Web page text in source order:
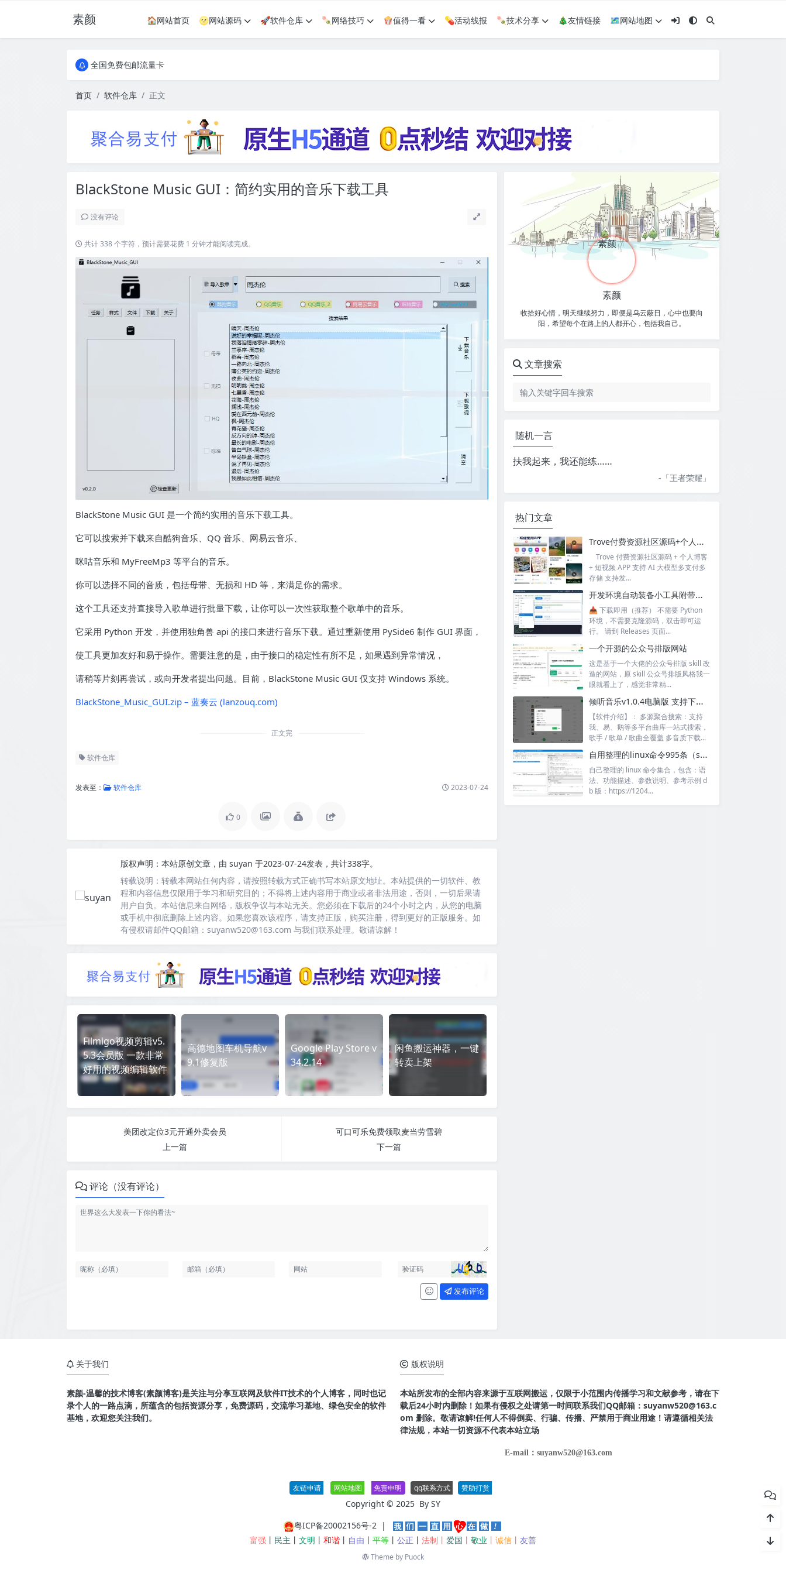
素颜 🏠网站首页 🌝网站源码 🚀软件仓库 🍡网络技巧 🍿值得一看 💊活动线报 🍡技术分享 🎄友情链接
🗺网站地图
全国免费包邮流量卡
全国免费包邮流量卡
首页
软件仓库 正文
BlackStone Music GUI：简约实用的音乐下载工具
没有评论
共计 338 个字符，预计需要花费 1 分钟才能阅读完成。
BlackStone Music GUI 是一个简约实用的音乐下载工具。
它可以搜索并下载来自酷狗音乐、QQ 音乐、网易云音乐、
咪咕音乐和 MyFreeMp3 等平台的音乐。
你可以选择不同的音质，包括母带、无损和 HD 等，来满足你的需求。
这个工具还支持直接导入歌单进行批量下载，让你可以一次性获取整个歌单中的音乐。
它采用 Python 开发，并使用独角兽 api 的接口来进行音乐下载。通过重新使用 PySide6 制作 GUI 界面，
使工具更加友好和易于操作。需要注意的是，由于接口的稳定性有所不足，如果遇到异常情况，
请稍等片刻再尝试，或向开发者提出问题。目前，BlackStone Music GUI 仅支持 Windows 系统。
BlackStone_Music_GUI.zip – 蓝奏云 (lanzouq.com)
正文完
软件仓库
发表至： 软件仓库 2023-07-24
0
版权声明： 本站原创文章，由 suyan 于2023-07-24发表，共计338字。
转载说明： 转载本网站任何内容，请按照转载方式正确书写本站原文地址。本站提供的一切软件、教
程和内容信息仅限用于学习和研究目的；不得将上述内容用于商业或者非法用途，否则，一切后果请
用户自负。本站信息来自网络，版权争议与本站无关。您必须在下载后的24个小时之内，从您的电脑
或手机中彻底删除上述内容。如果您喜欢该程序，请支持正版，购买注册，得到更好的正版服务。如
有侵权请邮件QQ邮箱：suyanw520@163.com 与我们联系处理。敬请谅解！
Filmigo视频剪辑v5.
5.3会员版 一款非常
好用的视频编辑软件
高德地图车机导航v
9.1修复版
Google Play Store v
34.2.14
闲鱼搬运神器，一键
转卖上架
美团改定位3元开通外卖会员
上一篇
可口可乐免费领取麦当劳雪碧
下一篇
评论（没有评论）
发布评论
素颜
收拾好心情，明天继续努力，即便是乌云蔽日，心中也要向
阳，希望每个在路上的人都开心，包括我自己。
文章搜索
随机一言
扶我起来，我还能练……
-「王者荣耀 」
热门文章
Trove付费资源社区源码+个人博客+短视频 APP 支持AI大模型多支付多存储
Trove 付费资源社区源码 + 个人博客
+ 短视频 APP 支持 AI 大模型多支付多
存储 支持发...
开发环境自动装备小工具附带源码
📥 下载即用（推荐） 不需要 Python
环境，不需要克隆源码，双击即可运
行。 请到 Releases 页面...
一个开源的公众号排版网站
这是基于一个大佬的公众号排版 skill 改
造的网站，原 skill 公众号排版风格我一
眼就看上了，感觉非常精...
倾听音乐v1.0.4电脑版 支持下载无损音质 可听可下有歌词
【软件介绍】： 多源聚合搜索：支持
我、易、鹅等多平台曲库一站式搜索，
歌手 / 歌单 / 歌曲全覆盖 多音质下载...
自用整理的linux命令995条（sql+excel）
自己整理的 linux 命令集合，包含：语
法、功能描述、参数说明、参考示例 d
b 版：https://1204...
关于我们
素颜-温馨的技术博客(素颜博客)是关注与分享互联网及软件IT技术的个人博客，同时也记
录个人的一路点滴，所蕴含的包括资源分享，免费源码，交流学习基地、绿色安全的软件
基地，欢迎您关注我们。
版权说明
本站所发布的全部内容来源于互联网搬运，仅限于小范围内传播学习和文献参考，请在下
载后24小时内删除！如果有侵权之处请第一时间联系我们QQ邮箱：suyanw520@163.c
om 删除。敬请谅解!任何人不得倒卖、行骗、传播、严禁用于商业用途！请遵循相关法
律法规，本站一切资源不代表本站立场
E-mail：suyanw520@163.com
友链申请 网站地图 免责申明 qq联系方式 赞助打赏
Copyright © 2025 By SY
粤ICP备20002156号-2|
富强 丨 民主 丨 文明 丨 和谐 丨 自由 丨 平等 丨 公正 丨 法制丨 爱国 丨 敬业 丨 诚信 丨 友善
Theme by Puock